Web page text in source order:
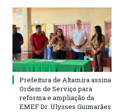
Prefeitura de Altamira assina
Ordem de Serviço para
reforma e ampliação da
EMEF Dr. Ulysses Guimarães